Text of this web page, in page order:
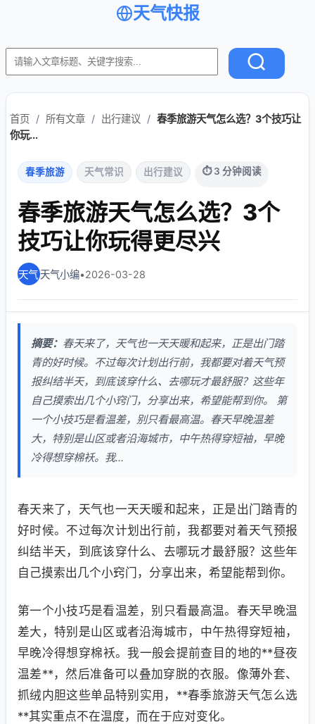
天气快报
首页 / 所有文章 / 出行建议 / 春季旅游天气怎么选？3个技巧让
你玩...
春季旅游 天气常识 出行建议 ⏱ 3 分钟阅读
春季旅游天气怎么选？3个
技巧让你玩得更尽兴
天气小编•2026-03-28
摘要： 春天来了，天气也一天天暖和起来，正是出门踏
青的好时候。不过每次计划出行前，我都要对着天气预
报纠结半天，到底该穿什么、去哪玩才最舒服？这些年
自己摸索出几个小窍门，分享出来，希望能帮到你。 第
一个小技巧是看温差，别只看最高温。春天早晚温差
大，特别是山区或者沿海城市，中午热得穿短袖，早晚
冷得想穿棉袄。我...
春天来了，天气也一天天暖和起来，正是出门踏青的
好时候。不过每次计划出行前，我都要对着天气预报
纠结半天，到底该穿什么、去哪玩才最舒服？这些年
自己摸索出几个小窍门，分享出来，希望能帮到你。
第一个小技巧是看温差，别只看最高温。春天早晚温
差大，特别是山区或者沿海城市，中午热得穿短袖，
早晚冷得想穿棉袄。我一般会提前查目的地的**昼夜
温差**，然后准备可以叠加穿脱的衣服。像薄外套、
抓绒内胆这些单品特别实用，**春季旅游天气怎么选
**其实重点不在温度，而在于应对变化。